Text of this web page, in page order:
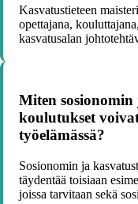
Kasvatustieteen
opettajana,
kasvatusalan
Miten sosionomin
koulutukset
työelämässä?
Sosionomin ja
täydentää toisiaan
joissa tarvitaan sekä